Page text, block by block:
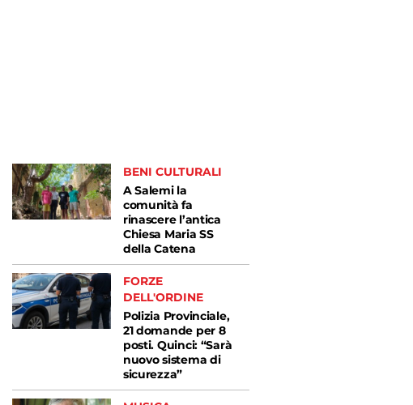
BENI CULTURALI
A Salemi la
comunità fa
rinascere l’antica
Chiesa Maria SS
della Catena
FORZE
DELL'ORDINE
Polizia Provinciale,
21 domande per 8
posti. Quinci: “Sarà
nuovo sistema di
sicurezza”